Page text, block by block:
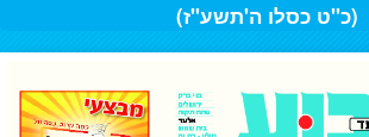
(כ"ט כסלו ה'תשע"ז)